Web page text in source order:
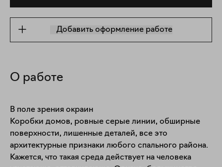
Добавить оформление работе
О работе
В поле зрения окраин
Коробки домов, ровные серые линии, обширные
поверхности, лишенные деталей, все это
архитектурные признаки любого спального района.
Кажется, что такая среда действует на человека